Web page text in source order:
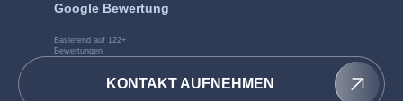
Google Bewertung
Basierend auf 122+
Bewertungen
KONTAKT AUFNEHMEN